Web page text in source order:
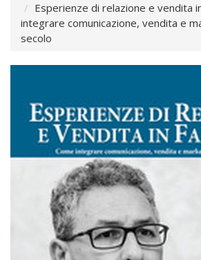
Esperienze di relazione e vendita
integrare comunicazione, vendita e
secolo